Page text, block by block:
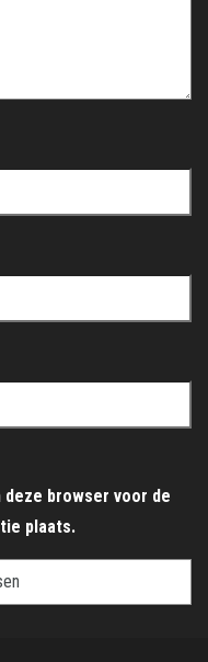
deze browser voor de
plaats.